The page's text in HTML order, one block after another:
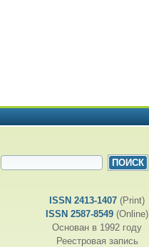
ФОРМА ПОИСКА
ISSN 2413-1407 (Print)
ISSN 2587-8549 (Online)
Основан в 1992 году
Реестровая запись